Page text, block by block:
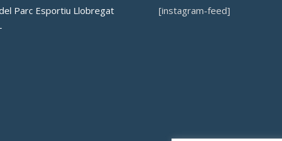
Parc Esportiu Llobregat
[instagram-feed]